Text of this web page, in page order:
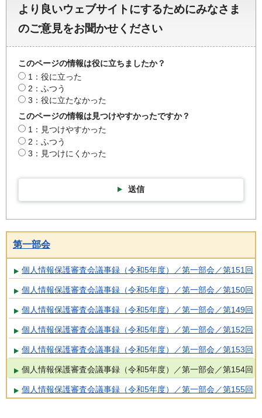
より良いウェブサイトにするためにみなさま
のご意見をお聞かせください
このページの情報は役に立ちましたか？
1：役に立った
2：ふつう
3：役に立たなかった
このページの情報は見つけやすかったですか？
1：見つけやすかった
2：ふつう
3：見つけにくかった
送信
第一部会
個人情報保護審査会議事録（令和5年度）／第一部会／第151回
個人情報保護審査会議事録（令和5年度）／第一部会／第150回
個人情報保護審査会議事録（令和5年度）／第一部会／第149回
個人情報保護審査会議事録（令和5年度）／第一部会／第152回
個人情報保護審査会議事録（令和5年度）／第一部会／第153回
個人情報保護審査会議事録（令和5年度）／第一部会／第154回
個人情報保護審査会議事録（令和5年度）／第一部会／第155回